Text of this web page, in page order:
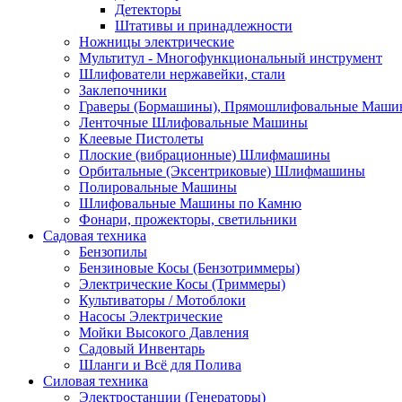
Детекторы
Штативы и принадлежности
Ножницы электрические
Мультитул - Многофункциональный инструмент
Шлифователи нержавейки, стали
Заклепочники
Граверы (Бормашины), Прямошлифовальные
Ленточные Шлифовальные Машины
Клеевые Пистолеты
Плоские (вибрационные) Шлифмашины
Орбитальные (Эксентриковые) Шлифмашины
Полировальные Машины
Шлифовальные Машины по Камню
Фонари, прожекторы, светильники
Садовая техника
Бензопилы
Бензиновые Косы (Бензотриммеры)
Электрические Косы (Триммеры)
Культиваторы / Мотоблоки
Насосы Электрические
Мойки Высокого Давления
Садовый Инвентарь
Шланги и Всё для Полива
Силовая техника
Электростанции (Генераторы)